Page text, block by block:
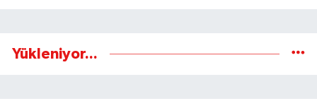
Yükleniyor...